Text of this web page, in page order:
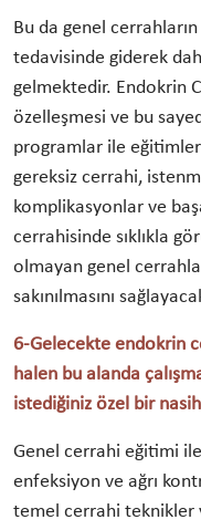
Bu da genel
tedavisinde giderek
gelmektedir. Endokrin
özelleşmesi ve bu
programlar ile
gereksiz cerrahi,
komplikasyonlar ve
cerrahisinde sıklıkla
olmayan genel
sakınılmasını
6-Gelecekte endokrin
halen bu alanda
istediğiniz özel bir
Genel cerrahi eğitimi
enfeksiyon ve ağrı
temel cerrahi teknikler